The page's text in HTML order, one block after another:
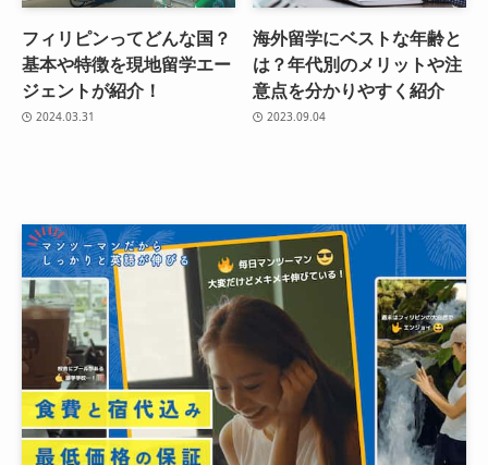
フィリピンってどんな国？
基本や特徴を現地留学エー
ジェントが紹介！
2024.03.31
海外留学にベストな年齢と
は？年代別のメリットや注
意点を分かりやすく紹介
2023.09.04